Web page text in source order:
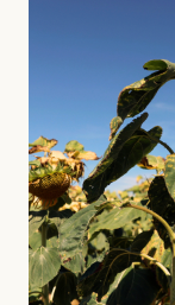
Jonas Lundström
Publicerad24
Jesper Lundby
Publicerad15
Uppdaterad15